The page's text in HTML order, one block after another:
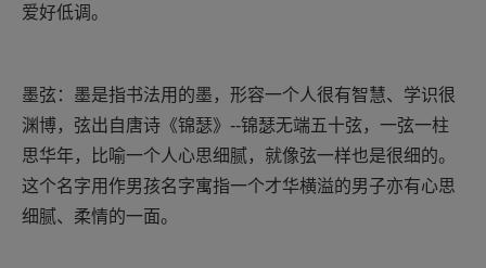
爱好低调。
墨弦：墨是指书法用的墨，形容一个人很有智慧、学识很
渊博，弦出自唐诗《锦瑟》--锦瑟无端五十弦，一弦一柱
思华年，比喻一个人心思细腻，就像弦一样也是很细的。
这个名字用作男孩名字寓指一个才华横溢的男子亦有心思
细腻、柔情的一面。